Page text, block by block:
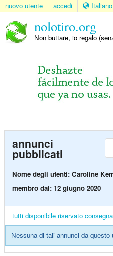
nuovo utente accedi Italiano
nolotiro.org
Non buttare, io regalo
annunci
pubblicati
Nome degli utenti: Caroline
membro dal: 12 giugno 2020
tutti disponibile riservato
Nessuna di tali annunci da questo